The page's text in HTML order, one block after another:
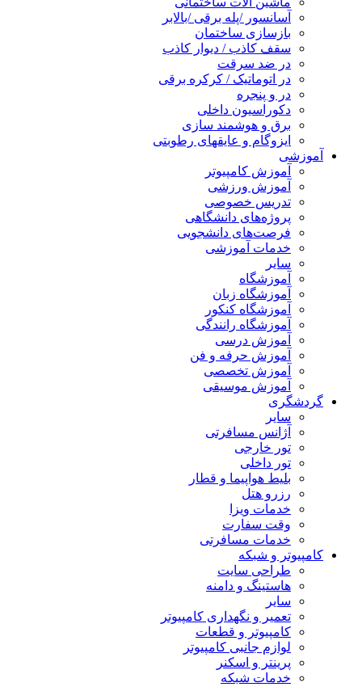
آسانسور /پله برقی /بالابر
بازسازی ساختمان
سقف کاذب / دیوار کاذب
در ضد سرقت
در اتوماتیک / کرکره برقی
در و پنجره
دکوراسیون داخلی
برق و هوشمند سازی
ایزوگام و عایقهای رطوبتی
آموزشی
آموزش کامپیوتر
آموزش ورزشی
تدریس خصوصی
پروژه‌های دانشگاهی
فرصت‌های دانشجویی
خدمات آموزشی
سایر
آموزشگاه
آموزشگاه زبان
آموزشگاه کنکور
آموزشگاه رانندگی
آموزش درسی
آموزش حرفه و فن
آموزش تخصصی
آموزش موسیقی
گردشگری
سایر
آژانس مسافرتی
تور خارجی
تور داخلی
بلیط هواپیما و قطار
رزرو هتل
خدمات ویزا
وقت سفارت
خدمات مسافرتی
کامپیوتر و شبکه
طراحی سایت
هاستینگ و دامنه
سایر
تعمیر و نگهداری کامپیوتر
کامپیوتر و قطعات
لوازم جانبی کامپیوتر
پرینتر و اسکنر
خدمات شبکه